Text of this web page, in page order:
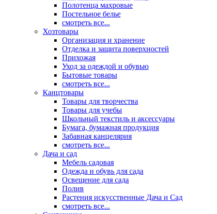
Полотенца махровые
Постельное белье
смотреть все...
Хозтовары
Организация и хранение
Отделка и защита поверхностей
Прихожая
Уход за одеждой и обувью
Бытовые товары
смотреть все...
Канцтовары
Товары для творчества
Товары для учебы
Школьный текстиль и аксессуары
Бумага, бумажная продукция
Забавная канцелярия
смотреть все...
Дача и сад
Мебель садовая
Одежда и обувь для сада
Освещение для сада
Полив
Растения искусственные Дача и Сад
смотреть все...